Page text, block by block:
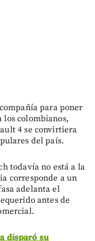
para poner
colombianos,
4 se convirtiera
del país.
todavía no está a la
corresponde a un
adelanta el
antes de
disparó su